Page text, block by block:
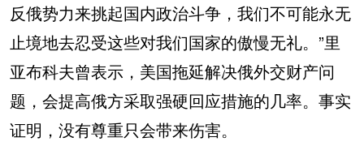
反俄势力来挑起国内政治斗争，我们不可能永无
止境地去忍受这些对我们国家的傲慢无礼。”里
亚布科夫曾表示，美国拖延解决俄外交财产问
题，会提高俄方采取强硬回应措施的几率。事实
证明，没有尊重只会带来伤害。